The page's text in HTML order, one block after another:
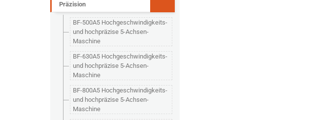
Präzision
BF-500A5 Hochgeschwindigkeits-
und hochpräzise 5-Achsen-
Maschine
BF-630A5 Hochgeschwindigkeits-
und hochpräzise 5-Achsen-
Maschine
BF-800A5 Hochgeschwindigkeits-
und hochpräzise 5-Achsen-
Maschine